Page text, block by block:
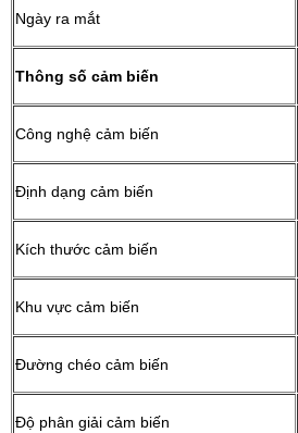
Ngày ra mắt
Thông số cảm biến
Công nghệ cảm biến
Định dạng cảm biến
Kích thước cảm biến
Khu vực cảm biến
Đường chéo cảm biến
Độ phân giải cảm biến